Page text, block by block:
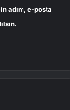
adım, e-posta